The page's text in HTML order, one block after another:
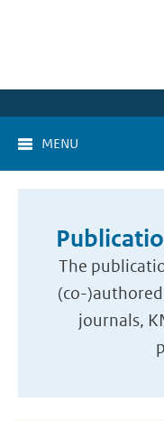
MENU
The
(co-
journals,